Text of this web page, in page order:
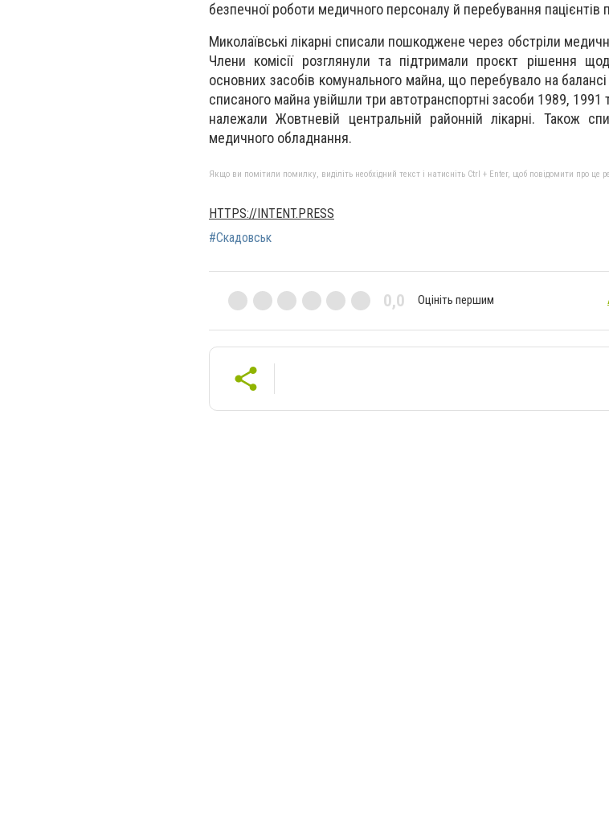
безпечної роботи медичного персоналу й перебування пацієнтів
Миколаївські лікарні списали пошкоджене через обстріли
Члени комісії розглянули та підтримали проєкт рішення
основних засобів комунального майна, що перебувало на
списаного майна увійшли три автотранспортні засоби 1989, 1991
належали Жовтневій центральній районній лікарні. Також
медичного обладнання.
Якщо ви помітили помилку, виділіть необхідний текст і натисніть Ctrl + Enter, щоб повідомити про це
HTTPS://INTENT.PRESS
#Скадовськ
0,0 Оцініть першим